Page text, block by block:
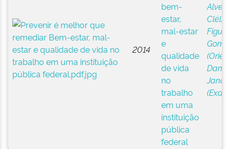
2014
bem-
estar,
mal-estar
e
qualidade
de vida
no
trabalho
em uma
instituição
pública
federal
Clélia